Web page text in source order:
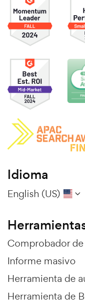
Idioma
English (US)
Comprobador
Informe masivo
Herramienta de
Herramienta de